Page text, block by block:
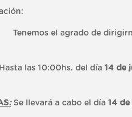
dirigirnos a
Hasta las 10:00hs. del día14 de
:Se llevará a cabo el día14